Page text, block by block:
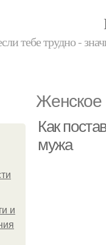
тебе трудно -
Женское
и
Как
мужа